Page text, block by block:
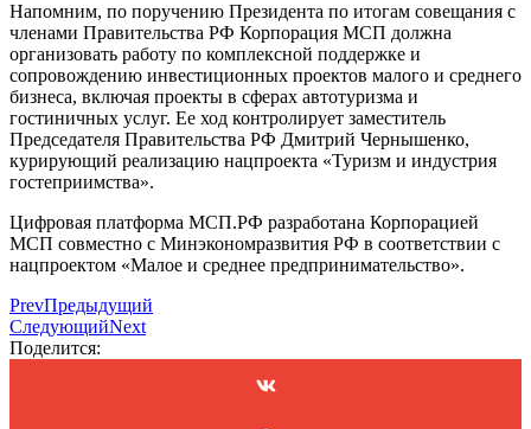
Напомним, по поручению Президента по итогам совещания с
членами Правительства РФ Корпорация МСП должна
организовать работу по комплексной поддержке и
сопровождению инвестиционных проектов малого и среднего
бизнеса, включая проекты в сферах автотуризма и
гостиничных услуг. Ее ход контролирует заместитель
Председателя Правительства РФ Дмитрий Чернышенко,
курирующий реализацию нацпроекта «Туризм и индустрия
гостеприимства».
Цифровая платформа МСП.РФ разработана Корпорацией
МСП совместно с Минэкономразвития РФ в соответствии с
нацпроектом «Малое и среднее предпринимательство».
PrevПредыдущий
СледующийNext
Поделится: